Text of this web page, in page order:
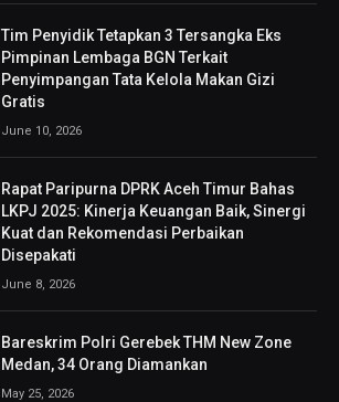
Tim Penyidik Tetapkan 3 Tersangka Eks
Pimpinan Lembaga BGN Terkait
Penyimpangan Tata Kelola Makan Gizi
Gratis
June 10, 2026
Rapat Paripurna DPRK Aceh Timur Bahas
LKPJ 2025: Kinerja Keuangan Baik, Sinergi
Kuat dan Rekomendasi Perbaikan
Disepakati
June 8, 2026
Bareskrim Polri Gerebek THM New Zone
Medan, 34 Orang Diamankan
May 25, 2026